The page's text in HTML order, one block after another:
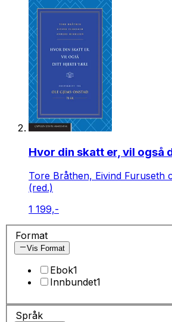
Hvor din skatt er, vil også
Tore Bråthen, Eivind Furuseth
(red.)
1 199,-
Format
Vis Format
Ebok1
Innbundet1
Språk